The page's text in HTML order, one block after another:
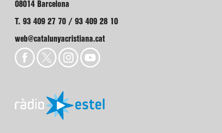
08014 Barcelona
T. 93 409 27 70 / 93 409 28 10
web@catalunyacristiana.cat